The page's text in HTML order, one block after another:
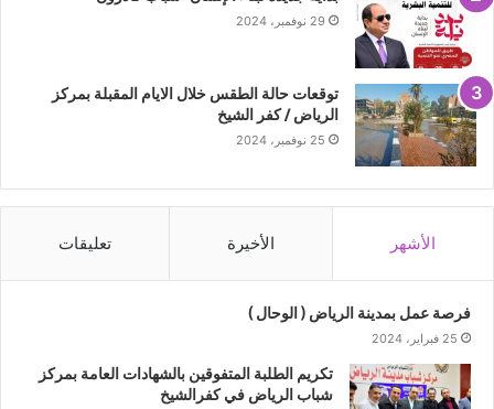
29 نوفمبر، 2024
توقعات حالة الطقس خلال الايام المقبلة بمركز
الرياض / كفر الشيخ
25 نوفمبر، 2024
الأشهر الأخيرة تعليقات
فرصة عمل بمدينة الرياض ( الوحال )
25 فبراير، 2024
تكريم الطلبة المتفوقين بالشهادات العامة بمركز
شباب الرياض في كفرالشيخ